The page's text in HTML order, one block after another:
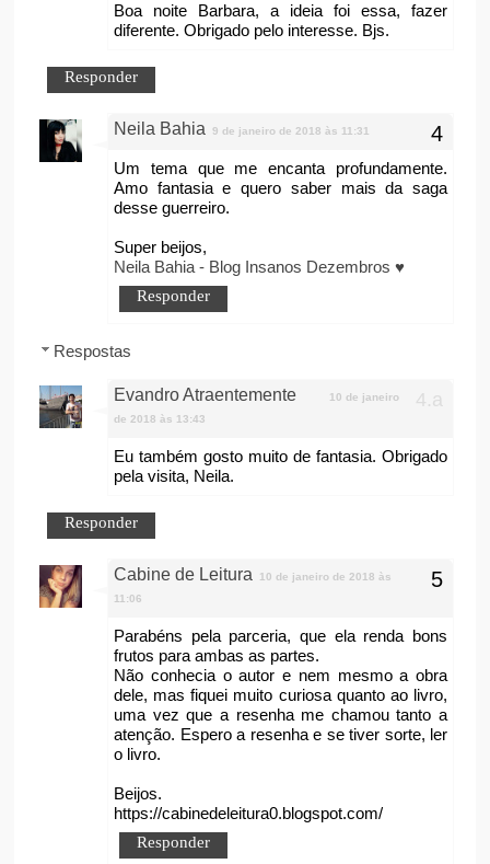
Boa noite Barbara, a ideia foi essa, fazer
diferente. Obrigado pelo interesse. Bjs.
Responder
Neila Bahia 9 de janeiro de 2018 às 11:31
Um tema que me encanta profundamente.
Amo fantasia e quero saber mais da saga
desse guerreiro.
Super beijos,
Neila Bahia - Blog Insanos Dezembros ♥
Responder
Respostas
Evandro Atraentemente
10 de janeiro
de 2018 às 13:43
Eu também gosto muito de fantasia. Obrigado
pela visita, Neila.
Responder
Cabine de Leitura
10 de janeiro de 2018 às
11:06
Parabéns pela parceria, que ela renda bons
frutos para ambas as partes.
Não conhecia o autor e nem mesmo a obra
dele, mas fiquei muito curiosa quanto ao livro,
uma vez que a resenha me chamou tanto a
atenção. Espero a resenha e se tiver sorte, ler
o livro.
Beijos.
https://cabinedeleitura0.blogspot.com/
Responder